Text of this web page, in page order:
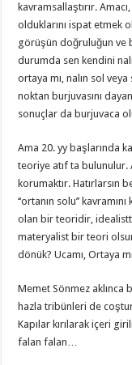
kavramsallaştırır.
olduklarını ispat etmek
görüşün doğruluğun ve
durumda sen kendini
ortaya mı, nalın sol
noktan burjuvasını
sonuçlar da burjuvaca
Ama 20. yy başlarında
teoriye atıf ta bulunulur.
korumaktır. Hatırlarsın
‘‘ortanın solu’’
olan bir teoridir,
materyalist bir teori
dönük? Ucamı, Ortaya
Memet Sönmez aklınca
hazla tribünleri de
Kapılar kırılarak içeri
falan falan…